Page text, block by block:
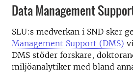
Data Management
SLU:s medverkan i SND sker
Management Support (DMS)
DMS stöder forskare,
miljöanalytiker med bland